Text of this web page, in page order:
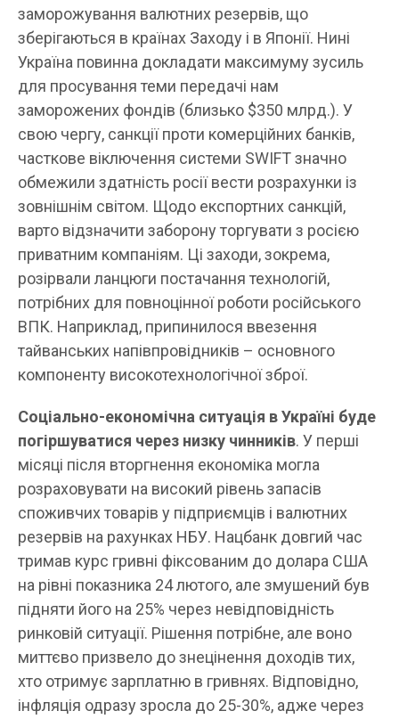
заморожування валютних резервів, що
зберігаються в країнах Заходу і в Японії. Нині
Україна повинна докладати максимуму зусиль
для просування теми передачі нам
заморожених фондів (близько $350 млрд.). У
свою чергу, санкції проти комерційних банків,
часткове віключення системи SWIFT значно
обмежили здатність росії вести розрахунки із
зовнішнім світом. Щодо експортних санкцій,
варто відзначити заборону торгувати з росією
приватним компаніям. Ці заходи, зокрема,
розірвали ланцюги постачання технологій,
потрібних для повноцінної роботи російського
ВПК. Наприклад, припинилося ввезення
тайванських напівпровідників – основного
компоненту високотехнологічної зброї.
Соціально-економічна ситуація в Україні буде
погіршуватися через низку чинників. У перші
місяці після вторгнення економіка могла
розраховувати на високий рівень запасів
споживчих товарів у підприємців і валютних
резервів на рахунках НБУ. Нацбанк довгий час
тримав курс гривні фіксованим до долара США
на рівні показника 24 лютого, але змушений був
підняти його на 25% через невідповідність
ринковій ситуації. Рішення потрібне, але воно
миттєво призвело до знецінення доходів тих,
хто отримує зарплатню в гривнях. Відповідно,
інфляція одразу зросла до 25-30%, адже через